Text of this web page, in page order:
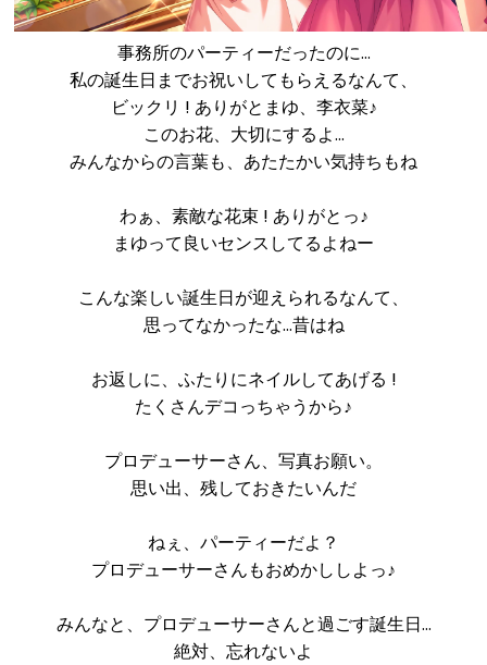
事務所のパーティーだったのに…
私の誕生日までお祝いしてもらえるなんて、
ビックリ ! ありがとまゆ、李衣菜♪
このお花、大切にするよ…
みんなからの言葉も、あたたかい気持ちもね
わぁ、素敵な花束 ! ありがとっ♪
まゆって良いセンスしてるよねー
こんな楽しい誕生日が迎えられるなんて、
思ってなかったな…昔はね
お返しに、ふたりにネイルしてあげる !
たくさんデコっちゃうから♪
プロデューサーさん、写真お願い。
思い出、残しておきたいんだ
ねぇ、パーティーだよ？
プロデューサーさんもおめかししよっ♪
みんなと、プロデューサーさんと過ごす誕生日…
絶対、忘れないよ